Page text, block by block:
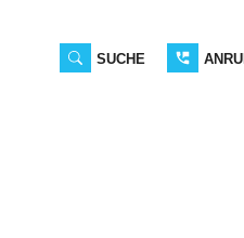
SUCHE